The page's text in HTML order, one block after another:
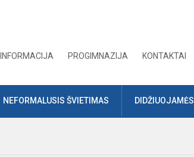
PROGIMNAZIJA KONTAKTAI
NEFORMALUSIS ŠVIETIMAS DIDŽIUOJAMĖS